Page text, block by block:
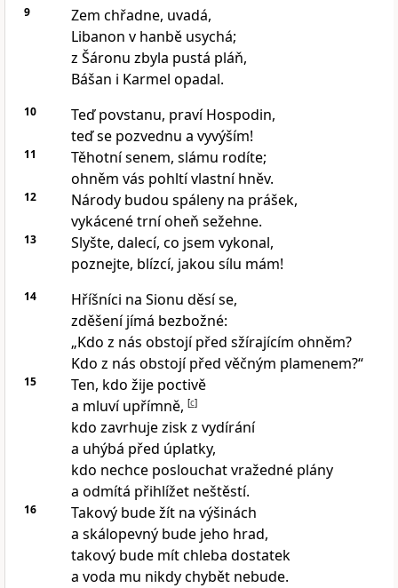
9
Zem chřadne, uvadá,
Libanon v hanbě usychá;
z Šáronu zbyla pustá pláň,
Bášan i Karmel opadal.
10
Teď povstanu, praví Hospodin,
teď se pozvednu a vyvýším!
11
Těhotní senem, slámu rodíte;
ohněm vás pohltí vlastní hněv.
12
Národy budou spáleny na prášek,
vykácené trní oheň sežehne.
13
Slyšte, dalecí, co jsem vykonal,
poznejte, blízcí, jakou sílu mám!
14
Hříšníci na Sionu děsí se,
zděšení jímá bezbožné:
„Kdo z nás obstojí před sžírajícím ohněm?
Kdo z nás obstojí před věčným plamenem?“
15
Ten, kdo žije poctivě
a mluví upřímně, [c]
kdo zavrhuje zisk z vydírání
a uhýbá před úplatky,
kdo nechce poslouchat vražedné plány
a odmítá přihlížet neštěstí.
16
Takový bude žít na výšinách
a skálopevný bude jeho hrad,
takový bude mít chleba dostatek
a voda mu nikdy chybět nebude.